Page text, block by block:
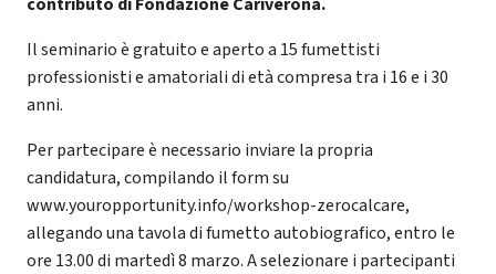
Il seminario è gratuito e aperto a 15 fumettisti
professionisti e amatoriali di età compresa tra i 16 e i 30
anni.
Per partecipare è necessario inviare la propria
candidatura, compilando il form su
www.youropportunity.info/workshop-zerocalcare,
allegando una tavola di fumetto autobiografico, entro le
ore 13.00 di martedì 8 marzo. A selezionare i partecipanti